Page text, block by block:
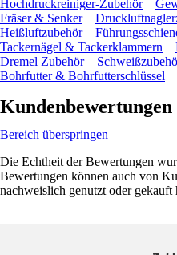
Hochdruckreiniger-Zubehör
Fräser & Senker
Heißluftzubehör
Tackernägel & Tackerklammern
Dremel Zubehör
Bohrfutter & Bohrfutterschlüssel
Kundenbewertungen
Bereich überspringen
Die Echtheit der Bewertungen
Bewertungen können auch von
nachweislich genutzt oder gekauft